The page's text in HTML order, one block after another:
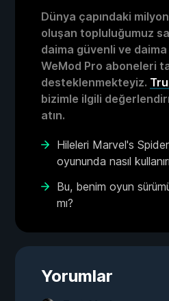
Dünya çapındaki
oluşan topluluğumuz
daima güvenli ve
WeMod Pro aboneleri
desteklenmekteyiz.
bizimle ilgili
atın.
Hileleri Marvel's
oyununda nasıl
Bu, benim oyun
mı?
Yorumlar